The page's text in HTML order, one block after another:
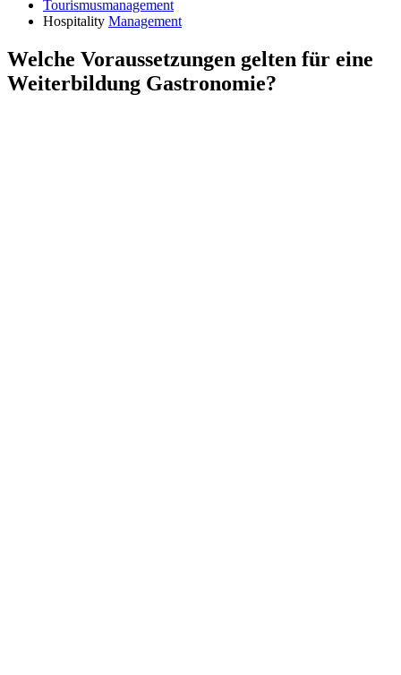
Tourismusmanagement
Hospitality Management
Welche Voraussetzungen gelten für eine
Weiterbildung Gastronomie?